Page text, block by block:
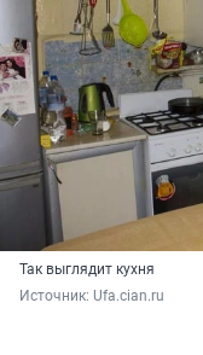
Так выглядит кухня
Источник: Ufa.cian.ru